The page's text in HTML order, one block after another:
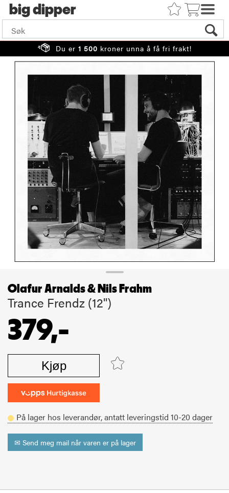
big
Du er 1 500 kroner unna å få fri frakt!
Olafur Arnalds & Nils Frahm
Trance Frendz (12'')
379,-
Kjøp
På lager hos leverandør,antatt leveringstid 10-20 dager
✉ Send meg mail når varen er på lager